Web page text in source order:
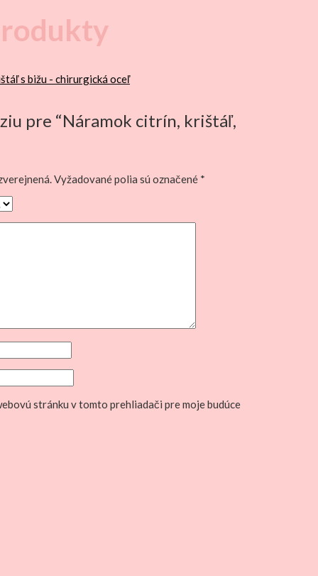
pre “Náramok citrín, krištáľ,
Vyžadované polia sú označené *
stránku v tomto prehliadači pre moje budúce